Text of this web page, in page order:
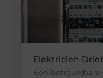
Elektricien
Een betrouwbare